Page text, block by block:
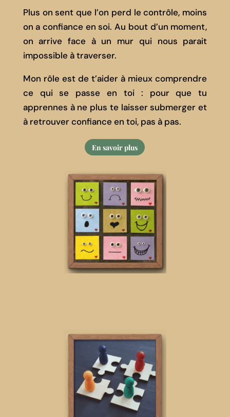
Plus on sent que l’on perd le contrôle, moins
on a confiance en soi. Au bout d’un moment,
on arrive face à un mur qui nous parait
impossible à traverser.
Mon rôle est de t’aider à mieux comprendre
ce qui se passe en toi : pour que tu
apprennes à ne plus te laisser submerger et
à retrouver confiance en toi, pas à pas.
En savoir plus